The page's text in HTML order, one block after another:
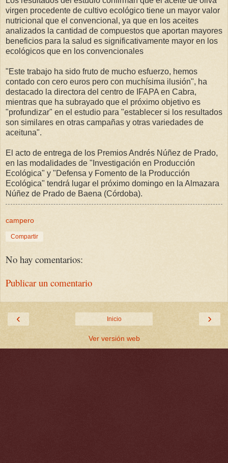
virgen procedente de cultivo ecológico tiene un mayor valor
nutricional que el convencional, ya que en los aceites
analizados la cantidad de compuestos que aportan mayores
beneficios para la salud es significativamente mayor en los
ecológicos que en los convencionales
"Este trabajo ha sido fruto de mucho esfuerzo, hemos
contado con cero euros pero con muchísima ilusión", ha
destacado la directora del centro de IFAPA en Cabra,
mientras que ha subrayado que el próximo objetivo es
"profundizar" en el estudio para "establecer si los resultados
son similares en otras campañas y otras variedades de
aceituna".
El acto de entrega de los Premios Andrés Núñez de Prado,
en las modalidades de "Investigación en Producción
Ecológica" y "Defensa y Fomento de la Producción
Ecológica" tendrá lugar el próximo domingo en la Almazara
Núñez de Prado de Baena (Córdoba).
campero
Compartir
No hay comentarios:
Publicar un comentario
‹ ›
Inicio
Ver versión web